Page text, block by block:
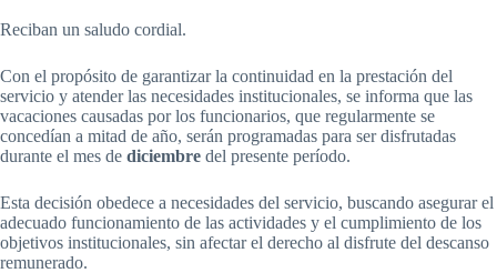
Reciban un saludo cordial.
Con el propósito de garantizar la continuidad en la prestación del
servicio y atender las necesidades institucionales, se informa que las
vacaciones causadas por los funcionarios, que regularmente se
concedían a mitad de año, serán programadas para ser disfrutadas
durante el mes de diciembre del presente período.
Esta decisión obedece a necesidades del servicio, buscando asegurar el
adecuado funcionamiento de las actividades y el cumplimiento de los
objetivos institucionales, sin afectar el derecho al disfrute del descanso
remunerado.